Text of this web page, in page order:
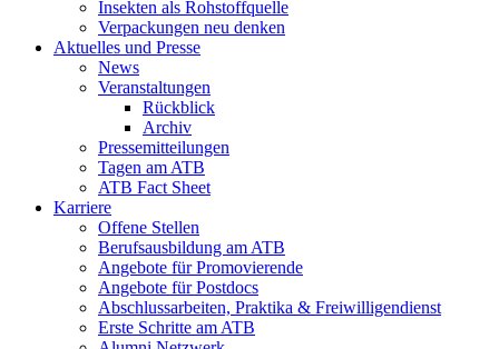
Insekten als Rohstoffquelle
Verpackungen neu denken
Aktuelles und Presse
News
Veranstaltungen
Rückblick
Archiv
Pressemitteilungen
Tagen am ATB
ATB Fact Sheet
Karriere
Offene Stellen
Berufsausbildung am ATB
Angebote für Promovierende
Angebote für Postdocs
Abschlussarbeiten, Praktika & Freiwilligendienst
Erste Schritte am ATB